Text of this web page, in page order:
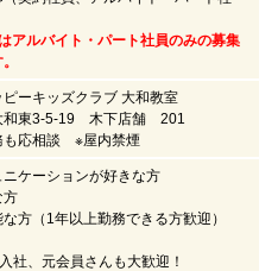
アルバイト・パート社員のみの募集
ーキッズクラブ 大和教室
和東3-5-19 木下店舗 201
も応相談 ※屋内禁煙
ニケーションが好きな方
方
方（1年以上勤務できる方歓迎）
社、元会員さんも大歓迎！